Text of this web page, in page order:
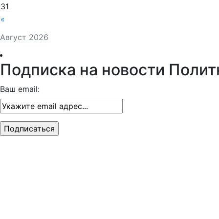
Август 2026
«
31
Подписка на новости
Ваш email: